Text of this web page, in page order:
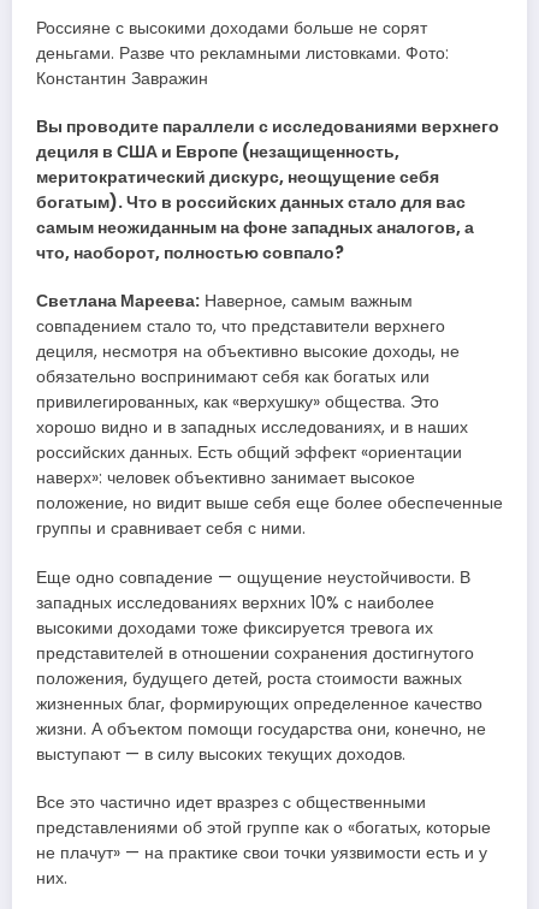
Россияне с высокими доходами больше не сорят
деньгами. Разве что рекламными листовками. Фото:
Константин Завражин
Вы проводите параллели с исследованиями верхнего
дециля в США и Европе (незащищенность,
меритократический дискурс, неощущение себя
богатым). Что в российских данных стало для вас
самым неожиданным на фоне западных аналогов, а
что, наоборот, полностью совпало?
Светлана Мареева: Наверное, самым важным
совпадением стало то, что представители верхнего
дециля, несмотря на объективно высокие доходы, не
обязательно воспринимают себя как богатых или
привилегированных, как «верхушку» общества. Это
хорошо видно и в западных исследованиях, и в наших
российских данных. Есть общий эффект «ориентации
наверх»: человек объективно занимает высокое
положение, но видит выше себя еще более обеспеченные
группы и сравнивает себя с ними.
Еще одно совпадение — ощущение неустойчивости. В
западных исследованиях верхних 10% с наиболее
высокими доходами тоже фиксируется тревога их
представителей в отношении сохранения достигнутого
положения, будущего детей, роста стоимости важных
жизненных благ, формирующих определенное качество
жизни. А объектом помощи государства они, конечно, не
выступают — в силу высоких текущих доходов.
Все это частично идет вразрез с общественными
представлениями об этой группе как о «богатых, которые
не плачут» — на практике свои точки уязвимости есть и у
них.